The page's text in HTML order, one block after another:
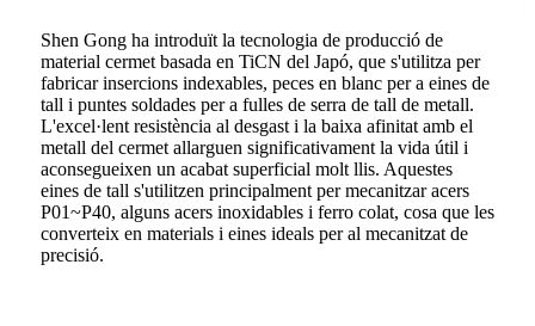
Shen Gong ha introduït la tecnologia de producció de
material cermet basada en TiCN del Japó, que s'utilitza per
fabricar insercions indexables, peces en blanc per a eines de
tall i puntes soldades per a fulles de serra de tall de metall.
L'excel·lent resistència al desgast i la baixa afinitat amb el
metall del cermet allarguen significativament la vida útil i
aconsegueixen un acabat superficial molt llis. Aquestes
eines de tall s'utilitzen principalment per mecanitzar acers
P01~P40, alguns acers inoxidables i ferro colat, cosa que les
converteix en materials i eines ideals per al mecanitzat de
precisió.